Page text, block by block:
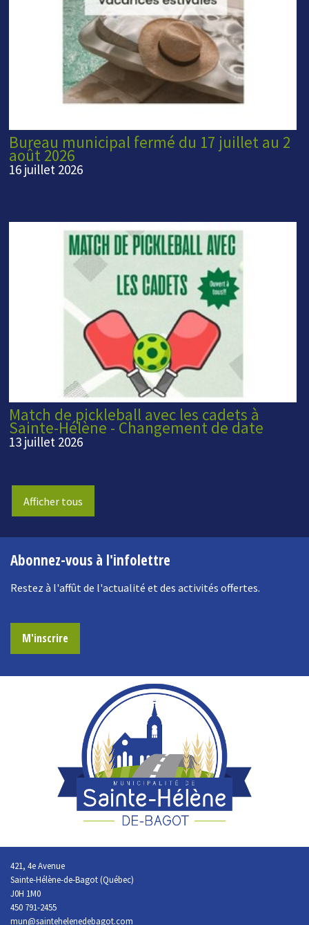
Bureau municipal fermé du 17 juillet au 2
août 2026
16 juillet 2026
Match de pickleball avec les cadets à
Sainte-Hélène - Changement de date
13 juillet 2026
Afficher tous
Abonnez-vous à l'infolettre
Restez à l'affût de l'actualité et des activités offertes.
M'inscrire
421, 4e Avenue
Sainte-Hélène-de-Bagot (Québec)
J0H 1M0
450 791-2455
mun@saintehelenedebagot.com